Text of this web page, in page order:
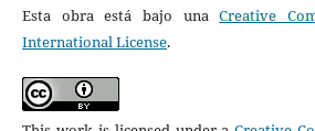
Esta obra está bajo unaCreative
International License.